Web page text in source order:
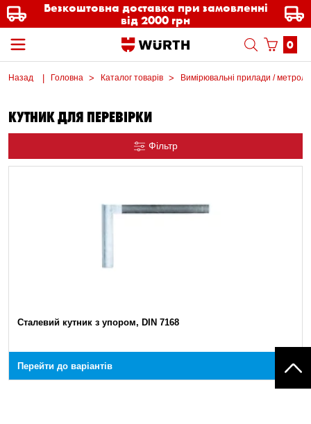
Безкоштовна доставка при замовленні
від 2000 грн
0
Назад Головна Каталог товарів Вимірювальні прилади /
КУТНИК ДЛЯ ПЕРЕВІРКИ
Фільтр
Сталевий кутник з упором, DIN 7168
Перейти до варіантів